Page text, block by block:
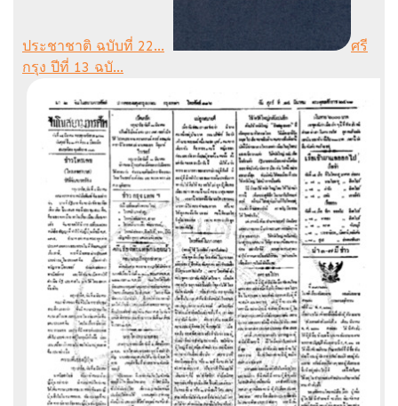
ประชาชาติ ฉบับที่ 22...
ศรี
กรุง ปีที่ 13 ฉบั...